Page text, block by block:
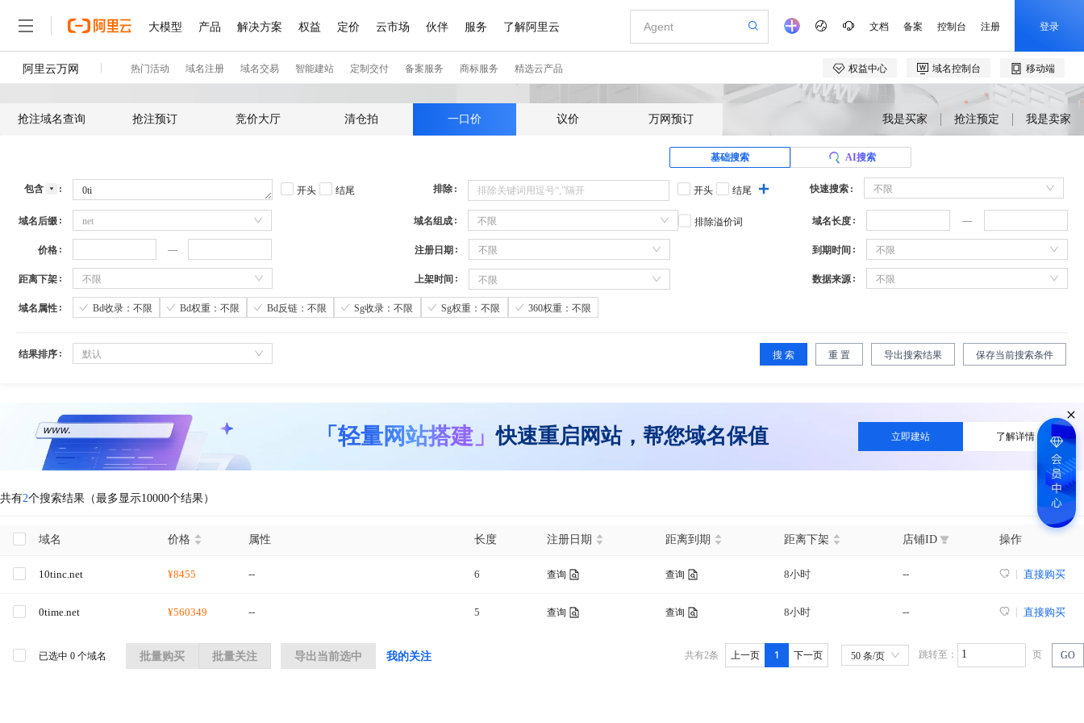
抢注域名查询 抢注预订 竞价大厅 清仓拍 一口价 议价 万网预订 我是买家 抢注预定 我是卖家
基础搜索 AI搜索
包含 开头 结尾 排除 开头 结尾 快速搜索 不限
域名后缀 net 域名组成 不限 排除溢价词 域名长度
价格 注册日期 不限 到期时间 不限
距离下架 不限 上架时间 不限 数据来源 不限
域名属性 Bd收录：不限 Bd权重：不限 Bd反链：不限 Sg收录：不限 Sg权重：不限 360权重：不限
结果排序 默认 搜 索 重 置 导出搜索结果 保存当前搜索条件
「轻量网站搭建」快速重启网站，帮您域名保值 立即建站 了解详情
共有2个搜索结果（最多显示10000个结果）
域名 价格 属性 长度 注册日期 距离到期 距离下架 店铺ID 操作
10tinc.net ¥8455 -- 6 查询 查询 8小时 -- 直接购买
0time.net ¥560349 -- 5 查询 查询 8小时 -- 直接购买
已选中 0 个域名 批量购买 批量关注 导出当前选中 我的关注 共有2条 上一页 1 下一页 50 条/页 跳转至： 页 GO